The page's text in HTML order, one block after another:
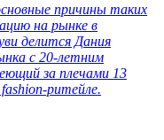
причины таких
на рынке в
делится Дания
с 20-летним
за плечами 13
ритейле.